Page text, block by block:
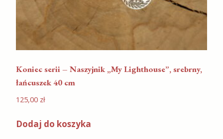
Koniec serii – Naszyjnik „My Lighthouse”, srebrny,
łańcuszek 40 cm
125,00 zł
Dodaj do koszyka